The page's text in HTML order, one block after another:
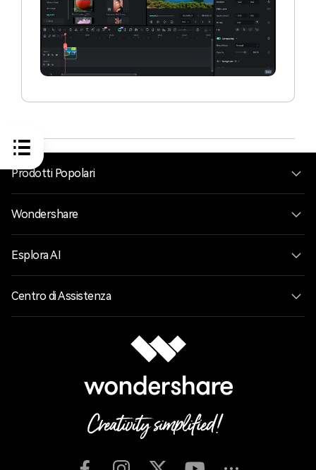
Prodotti Popolari
Wondershare
Esplora AI
Centro di Assistenza